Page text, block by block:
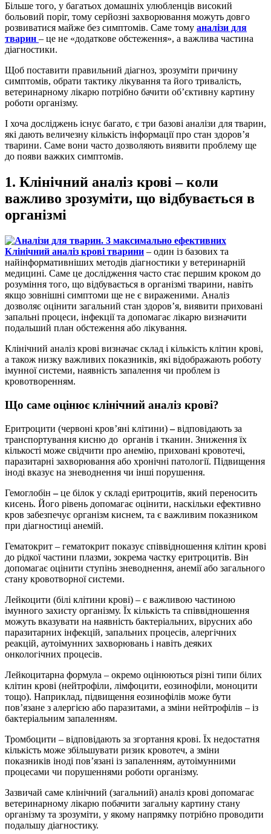
Більше того, у багатьох домашніх улюбленців високий
больовий поріг, тому серйозні захворювання можуть довго
розвиватися майже без симптомів. Саме тому аналізи для
тварин – це не «додаткове обстеження», а важлива частина
діагностики.
Щоб поставити правильний діагноз, зрозуміти причину
симптомів, обрати тактику лікування та його тривалість,
ветеринарному лікарю потрібно бачити об’єктивну картину
роботи організму.
І хоча досліджень існує багато, є три базові аналізи для тварин,
які дають величезну кількість інформації про стан здоров’я
тварини. Саме вони часто дозволяють виявити проблему ще
до появи важких симптомів.
1. Клінічний аналіз крові – коли
важливо зрозуміти, що відбувається в
організмі
Клінічний аналіз крові тварини – один із базових та
найінформативніших методів діагностики у ветеринарній
медицині. Саме це дослідження часто стає першим кроком до
розуміння того, що відбувається в організмі тварини, навіть
якщо зовнішні симптоми ще не є вираженими. Аналіз
дозволяє оцінити загальний стан здоров’я, виявити приховані
запальні процеси, інфекції та допомагає лікарю визначити
подальший план обстеження або лікування.
Клінічний аналіз крові визначає склад і кількість клітин крові,
а також низку важливих показників, які відображають роботу
імунної системи, наявність запалення чи проблем із
кровотворенням.
Що саме оцінює клінічний аналіз крові?
Еритроцити (червоні кров’яні клітини)–відповідають за
транспортування кисню до органів і тканин. Зниження їх
кількості може свідчити про анемію, приховані кровотечі,
паразитарні захворювання або хронічні патології. Підвищення
іноді вказує на зневоднення чи інші порушення.
Гемоглобін –це білок у складі еритроцитів, який переносить
кисень. Його рівень допомагає оцінити, наскільки ефективно
кров забезпечує організм киснем, та є важливим показником
при діагностиці анемій.
Гематокрит – гематокрит показує співвідношення клітин крові
до рідкої частини плазми, зокрема частку еритроцитів. Він
допомагає оцінити ступінь зневоднення, анемії або загального
стану кровотворної системи.
Лейкоцити (білі клітини крові) – є важливою частиною
імунного захисту організму. Їх кількість та співвідношення
можуть вказувати на наявність бактеріальних, вірусних або
паразитарних інфекцій, запальних процесів, алергічних
реакцій, аутоімунних захворювань і навіть деяких
онкологічних процесів.
Лейкоцитарна формула – окремо оцінюються різні типи білих
клітин крові (нейтрофіли, лімфоцити, еозинофіли, моноцити
тощо). Наприклад, підвищення еозинофілів може бути
пов’язане з алергією або паразитами, а зміни нейтрофілів – із
бактеріальним запаленням.
Тромбоцити – відповідають за згортання крові. Їх недостатня
кількість може збільшувати ризик кровотеч, а зміни
показників іноді пов’язані із запаленням, аутоімунними
процесами чи порушеннями роботи організму.
Зазвичай саме клінічний (загальний) аналіз крові допомагає
ветеринарному лікарю побачити загальну картину стану
організму та зрозуміти, у якому напрямку потрібно проводити
подальшу діагностику.